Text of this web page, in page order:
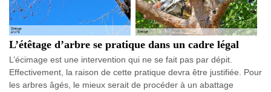
L’étêtage d’arbre se pratique dans un cadre légal
L’écimage est une intervention qui ne se fait pas par dépit.
Effectivement, la raison de cette pratique devra être justifiée. Pour
les arbres âgés, le mieux serait de procéder à un abattage